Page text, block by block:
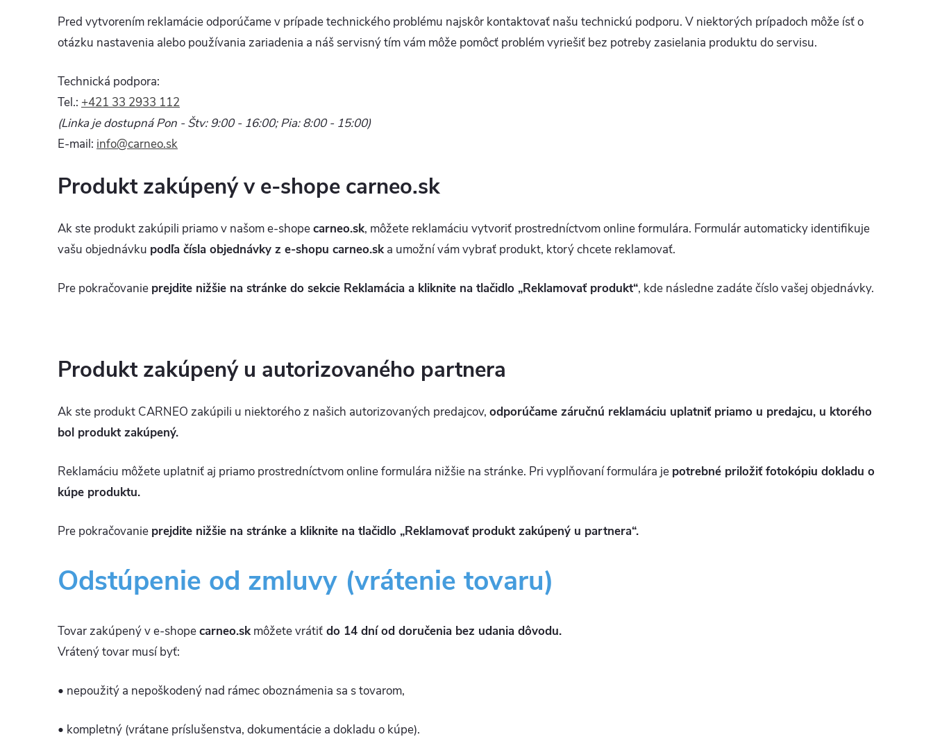
Pred vytvorením reklamácie odporúčame v prípade technického problému najskôr kontaktovať našu technickú podporu. V niektorých prípadoch môže ísť o
otázku nastavenia alebo používania zariadenia a náš servisný tím vám môže pomôcť problém vyriešiť bez potreby zasielania produktu do servisu.
Technická podpora:
Tel.: +421 33 2933 112
(Linka je dostupná Pon - Štv: 9:00 - 16:00; Pia: 8:00 - 15:00)
E-mail: info@carneo.sk
Produkt zakúpený v e-shope carneo.sk
Ak ste produkt zakúpili priamo v našom e-shopecarneo.sk, môžete reklamáciu vytvoriť prostredníctvom online formulára. Formulár automaticky identifikuje
vašu objednávku podľa čísla objednávky z e-shopu carneo.ska umožní vám vybrať produkt, ktorý chcete reklamovať.
Pre pokračovanie prejdite nižšie na stránke do sekcie Reklamácia a kliknite na tlačidlo „Reklamovať produkt“, kde následne zadáte číslo vašej objednávky.
Produkt zakúpený u autorizovaného partnera
Ak ste produkt CARNEO zakúpili u niektorého z našich autorizovaných predajcov, odporúčame záručnú reklamáciu uplatniť priamo u predajcu, u ktorého
bol produkt zakúpený.
Reklamáciu môžete uplatniť aj priamo prostredníctvom online formulára nižšie na stránke. Pri vyplňovaní formulára je potrebné priložiť fotokópiu dokladu o
kúpe produktu.
Pre pokračovanie prejdite nižšie na stránke a kliknite na tlačidlo „Reklamovať produkt zakúpený u partnera“.
Odstúpenie od zmluvy (vrátenie tovaru)
Tovar zakúpený v e-shopecarneo.skmôžete vrátiť do 14 dní od doručenia bez udania dôvodu.
Vrátený tovar musí byť:
• nepoužitý a nepoškodený nad rámec oboznámenia sa s tovarom,
• kompletný (vrátane príslušenstva, dokumentácie a dokladu o kúpe).